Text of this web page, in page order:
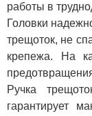
работы в
Головки
трещоток, не
крепежа. На
Ручка
гарантирует